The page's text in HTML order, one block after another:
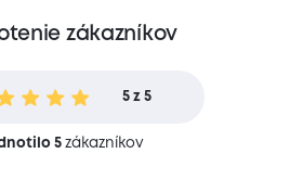
zákazníkov
5 z 5
5 zákazníkov